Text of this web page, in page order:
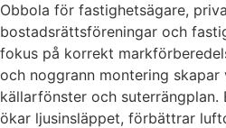
Obbola för fastighetsägare,
bostadsrättsföreningar och
fokus på korrekt
och noggrann montering skapar
källarfönster och suterrängplan.
ökar ljusinsläppet, förbättrar